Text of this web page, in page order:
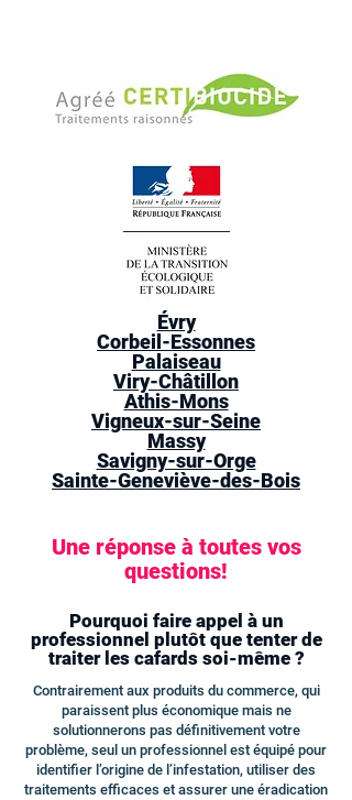
Évry
Corbeil-Essonnes
Palaiseau
Viry-Châtillon
Athis-Mons
Vigneux-sur-Seine
Massy
Savigny-sur-Orge
Sainte-Geneviève-des-Bois
Une réponse à toutes vos
questions!
Pourquoi faire appel à un
professionnel plutôt que tenter de
traiter les cafards soi-même ?
Contrairement aux produits du commerce, qui
paraissent plus économique mais ne
solutionnerons pas définitivement votre
problème, seul un professionnel est équipé pour
identifier l’origine de l’infestation, utiliser des
traitements efficaces et assurer une éradication